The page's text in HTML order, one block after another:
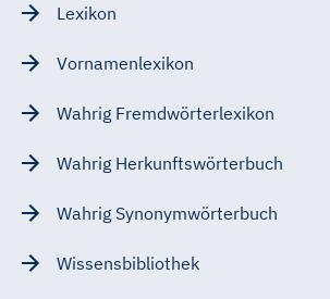
Lexikon
Vornamenlexikon
Wahrig Fremdwörterlexikon
Wahrig Herkunftswörterbuch
Wahrig Synonymwörterbuch
Wissensbibliothek